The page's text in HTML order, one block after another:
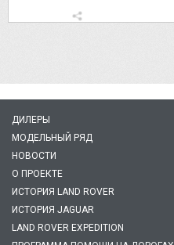
ДИЛЕРЫ
МОДЕЛЬНЫЙ РЯД
НОВОСТИ
О ПРОЕКТЕ
ИСТОРИЯ LAND ROVER
ИСТОРИЯ JAGUAR
LAND ROVER EXPEDITION